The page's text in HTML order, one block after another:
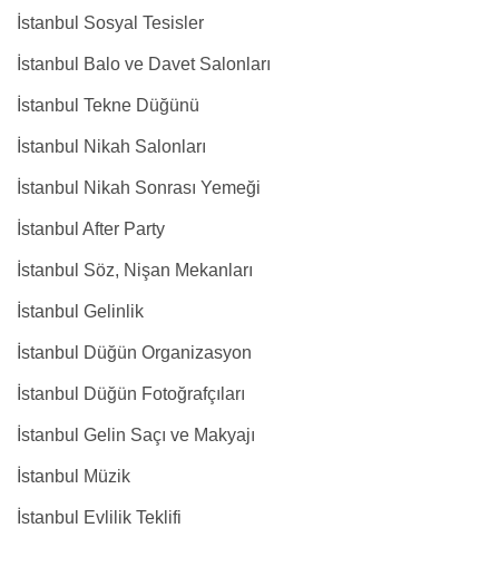
İstanbul Sosyal Tesisler
İstanbul Balo ve Davet Salonları
İstanbul Tekne Düğünü
İstanbul Nikah Salonları
İstanbul Nikah Sonrası Yemeği
İstanbul After Party
İstanbul Söz, Nişan Mekanları
İstanbul Gelinlik
İstanbul Düğün Organizasyon
İstanbul Düğün Fotoğrafçıları
İstanbul Gelin Saçı ve Makyajı
İstanbul Müzik
İstanbul Evlilik Teklifi